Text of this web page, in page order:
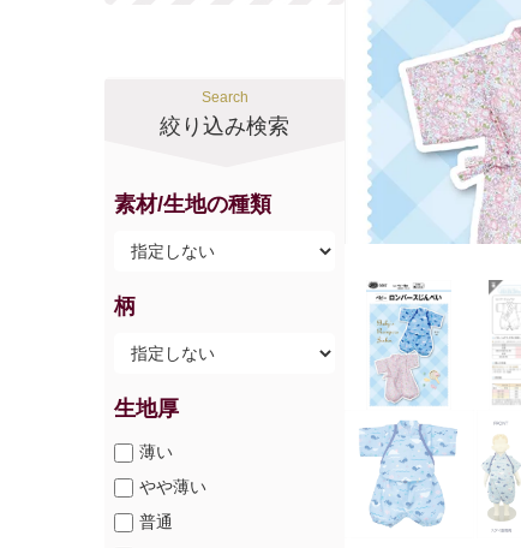
Search
絞り込み検索
素材/生地の種類
柄
生地厚
薄い
やや薄い
普通